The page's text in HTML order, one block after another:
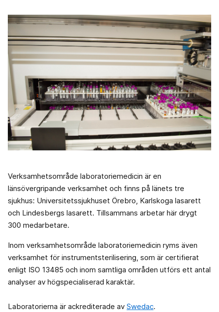
Verksamhetsområde laboratoriemedicin är en
länsövergripande verksamhet och finns på länets tre
sjukhus: Universitetssjukhuset Örebro, Karlskoga lasarett
och Lindesbergs lasarett. Tillsammans arbetar här drygt
300 medarbetare.
Inom verksamhetsområde laboratoriemedicin ryms även
verksamhet för instrumentsterilisering, som är certifierat
enligt ISO 13485 och inom samtliga områden utförs ett antal
analyser av högspecialiserad karaktär.
Laboratorierna är ackrediterade av Swedac.